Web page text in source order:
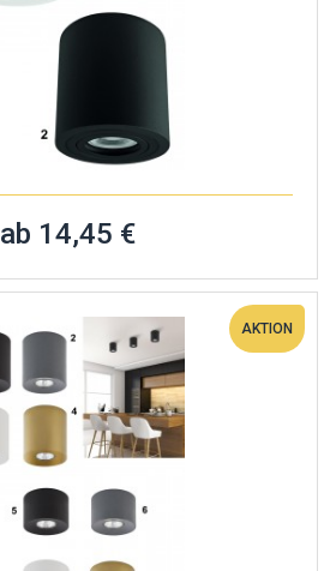
ab 14,45 €
AKTION